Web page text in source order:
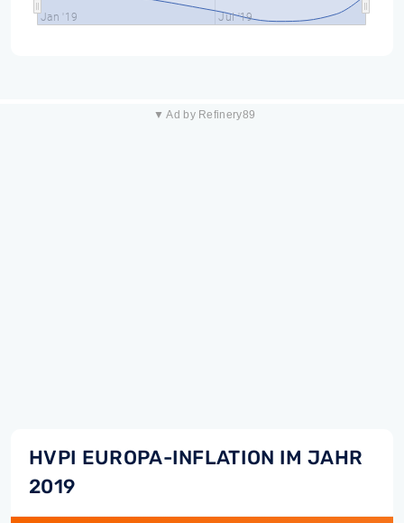
Jan '19 Jul '19
▼ Ad by Refinery89
HVPI EUROPA-INFLATION IM JAHR
2019